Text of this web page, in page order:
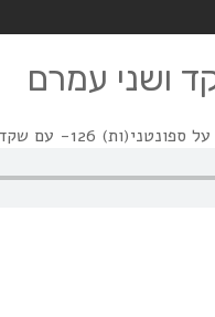
על ספונטני(ות) 126- עם שקד ושני עמרם